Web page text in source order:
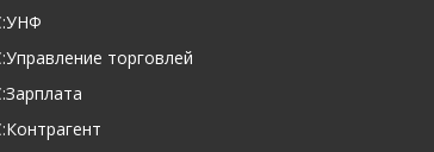
торговлей